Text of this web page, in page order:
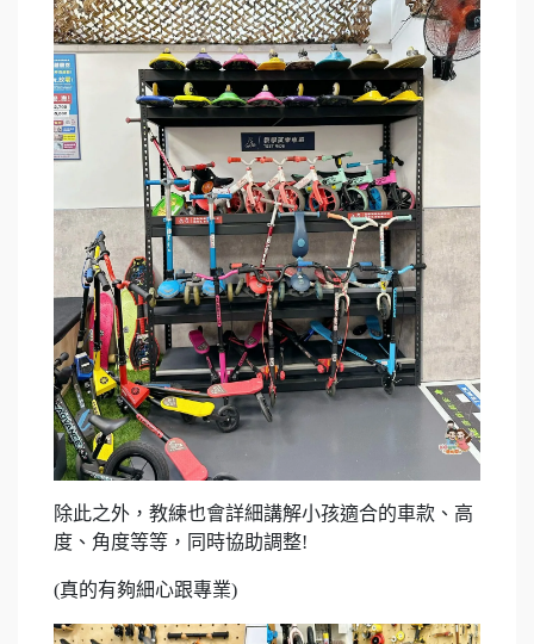
除此之外，教練也會詳細講解小孩適合的車款、高
度、角度等等，同時協助調整!
(真的有夠細心跟專業)